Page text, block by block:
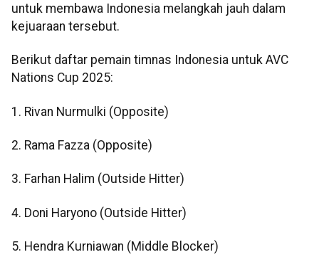
untuk membawa Indonesia melangkah jauh dalam
kejuaraan tersebut.
Berikut daftar pemain timnas Indonesia untuk AVC
Nations Cup 2025:
1. Rivan Nurmulki (Opposite)
2. Rama Fazza (Opposite)
3. Farhan Halim (Outside Hitter)
4. Doni Haryono (Outside Hitter)
5. Hendra Kurniawan (Middle Blocker)